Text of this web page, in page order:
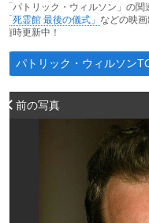
「パトリック・ウィルソン」の関
「死霊館 最後の儀式」 などの映
随時更新中！
パトリック・ウィルソン
前の写真